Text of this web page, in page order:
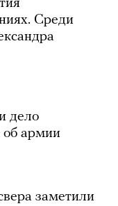
Среди
дело
об армии
заметили